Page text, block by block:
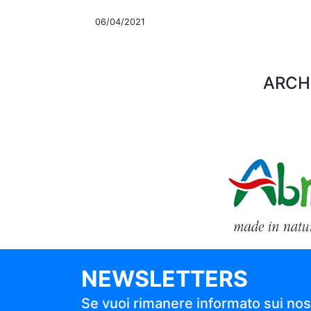
06/04/2021
NEWSLETTERS
Se vuoi rimanere informato sui